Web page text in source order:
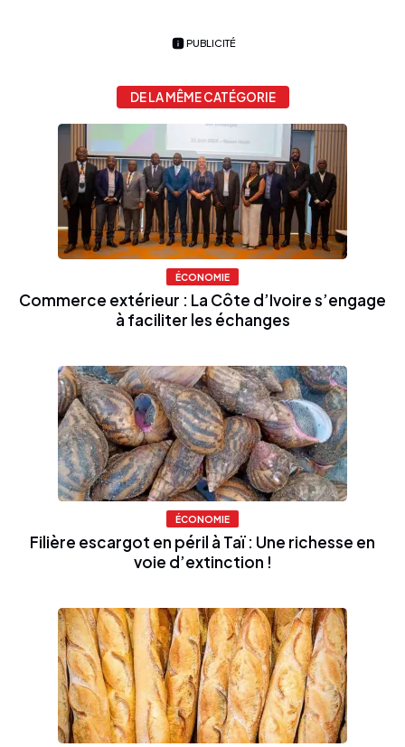
PUBLICITÉ
DE LA MÊME CATÉGORIE
ÉCONOMIE
Commerce extérieur : La Côte d’Ivoire s’engage
à faciliter les échanges
ÉCONOMIE
Filière escargot en péril à Taï : Une richesse en
voie d’extinction !